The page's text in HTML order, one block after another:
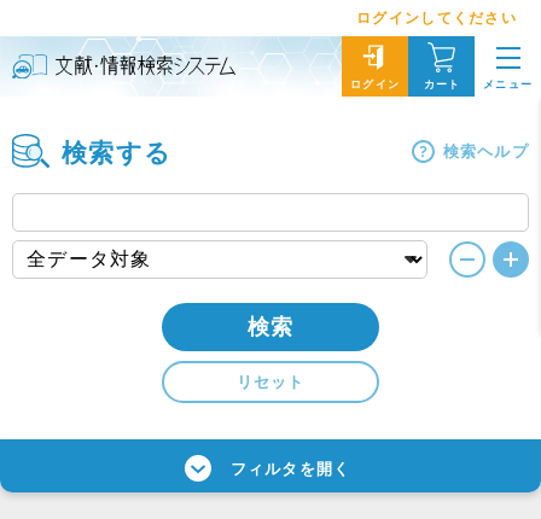
ログインしてください
ログイン カート メニュー
検索する 検索ヘルプ
検索
リセット
フィルタを開く